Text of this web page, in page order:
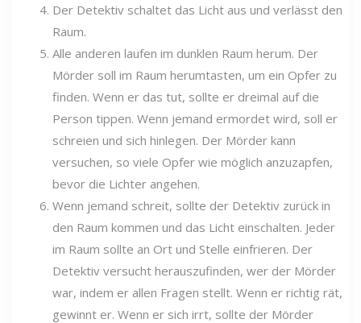
Der Detektiv schaltet das Licht aus und verlässt den
Raum.
Alle anderen laufen im dunklen Raum herum. Der
Mörder soll im Raum herumtasten, um ein Opfer zu
finden. Wenn er das tut, sollte er dreimal auf die
Person tippen. Wenn jemand ermordet wird, soll er
schreien und sich hinlegen. Der Mörder kann
versuchen, so viele Opfer wie möglich anzuzapfen,
bevor die Lichter angehen.
Wenn jemand schreit, sollte der Detektiv zurück in
den Raum kommen und das Licht einschalten. Jeder
im Raum sollte an Ort und Stelle einfrieren. Der
Detektiv versucht herauszufinden, wer der Mörder
war, indem er allen Fragen stellt. Wenn er richtig rät,
gewinnt er. Wenn er sich irrt, sollte der Mörder